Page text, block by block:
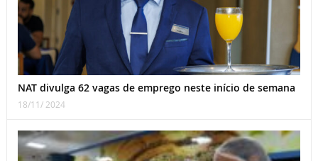
NAT divulga 62 vagas de emprego neste início de semana
18/11/ 2024